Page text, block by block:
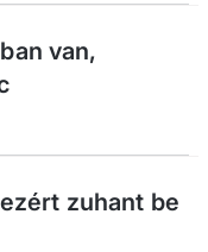
van,
zuhant be